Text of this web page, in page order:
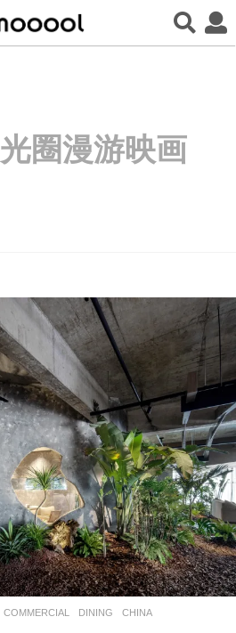
光圈漫游映画
,COMMERCIAL ,DINING
CHINA